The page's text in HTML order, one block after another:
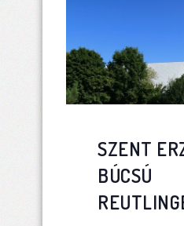
SZENT
BÚCSÚ